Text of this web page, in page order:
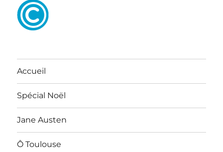
Accueil
Spécial Noël
Jane Austen
Ô Toulouse